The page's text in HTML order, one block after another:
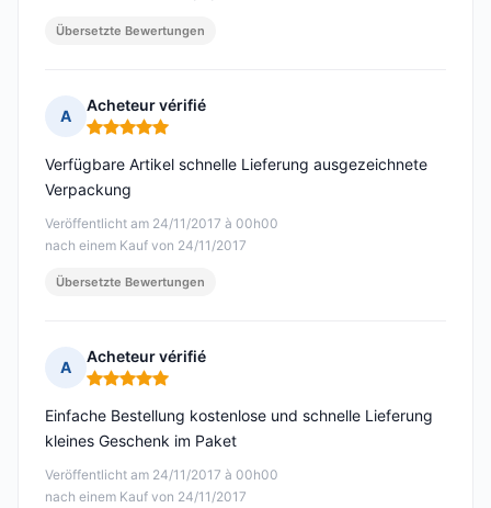
Übersetzte Bewertungen
A
Acheteur vérifié
Hinweis: 5 von 5
Veröffentlicht am 24/11/2017 à 00h00
nach einem Kauf von 24/11/2017
Verfügbare Artikel schnelle Lieferung ausgezeichnete
Verpackung
Übersetzte Bewertungen
A
Acheteur vérifié
Hinweis: 5 von 5
Veröffentlicht am 24/11/2017 à 00h00
nach einem Kauf von 24/11/2017
Einfache Bestellung kostenlose und schnelle Lieferung
kleines Geschenk im Paket